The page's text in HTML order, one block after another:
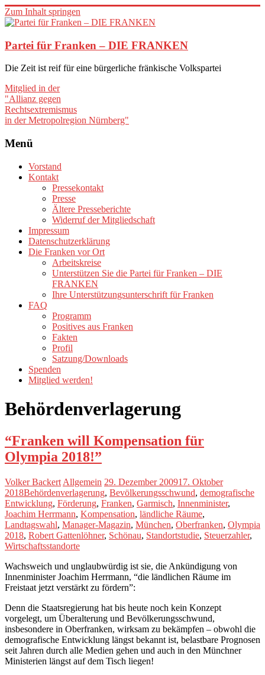
Zum Inhalt springen
Partei für Franken – DIE FRANKEN
Die Zeit ist reif für eine bürgerliche fränkische Volkspartei
Mitglied in der
"Allianz gegen
Rechtsextremismus
in der Metropolregion Nürnberg"
Menü
Vorstand
Kontakt
Pressekontakt
Presse
Ältere Presseberichte
Widerruf der Mitgliedschaft
Impressum
Datenschutzerklärung
Die Franken vor Ort
Arbeitskreise
Unterstützen Sie die Partei für Franken – DIE
FRANKEN
Ihre Unterstützungsunterschrift für Franken
FAQ
Programm
Positives aus Franken
Fakten
Profil
Satzung/Downloads
Spenden
Mitglied werden!
Behördenverlagerung
“Franken will Kompensation für
Olympia 2018!”
Volker Backert Allgemein 29. Dezember 200917. Oktober
2018Behördenverlagerung, Bevölkerungsschwund, demografische
Entwicklung, Förderung, Franken, Garmisch, Innenminister,
Joachim Herrmann, Kompensation, ländliche Räume,
Landtagswahl, Manager-Magazin, München, Oberfranken, Olympia
2018, Robert Gattenlöhner, Schönau, Standortstudie, Steuerzahler,
Wirtschaftsstandorte
Wachsweich und unglaubwürdig ist sie, die Ankündigung von
Innenminister Joachim Herrmann, “die ländlichen Räume im
Freistaat jetzt verstärkt zu fördern”:
Denn die Staatsregierung hat bis heute noch kein Konzept
vorgelegt, um Überalterung und Bevölkerungsschwund,
insbesondere in Oberfranken, wirksam zu bekämpfen – obwohl die
demografische Entwicklung längst bekannt ist, belastbare Prognosen
seit Jahren durch alle Medien gehen und auch in den Münchner
Ministerien längst auf dem Tisch liegen!